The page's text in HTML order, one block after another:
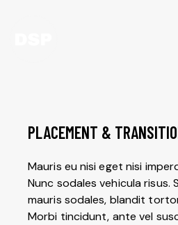
PLACEMENT &
Mauris eu nisi eget nisi
Nunc sodales vehicula risus.
mauris sodales, blandit
Morbi tincidunt, ante vel